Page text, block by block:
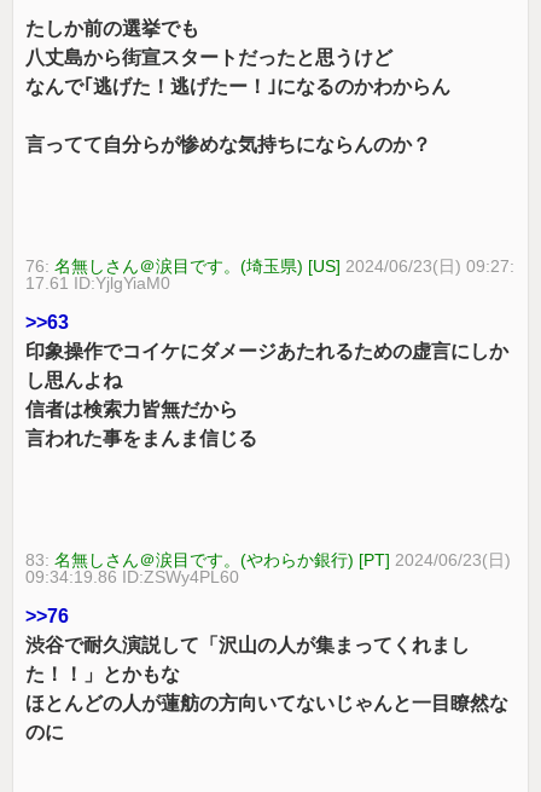
たしか前の選挙でも
八丈島から街宣スタートだったと思うけど
なんで｢逃げた！逃げたー！｣になるのかわからん
言ってて自分らが惨めな気持ちにならんのか？
76:名無しさん＠涙目です。(埼玉県) [US] 2024/06/23(日) 09:27:
17.61 ID:YjlgYiaM0
>>63
印象操作でコイケにダメージあたれるための虚言にしか
し思んよね
信者は検索力皆無だから
言われた事をまんま信じる
83:名無しさん＠涙目です。(やわらか銀行) [PT] 2024/06/23(日)
09:34:19.86 ID:ZSWy4PL60
>>76
渋谷で耐久演説して「沢山の人が集まってくれまし
た！！」とかもな
ほとんどの人が蓮舫の方向いてないじゃんと一目瞭然な
のに